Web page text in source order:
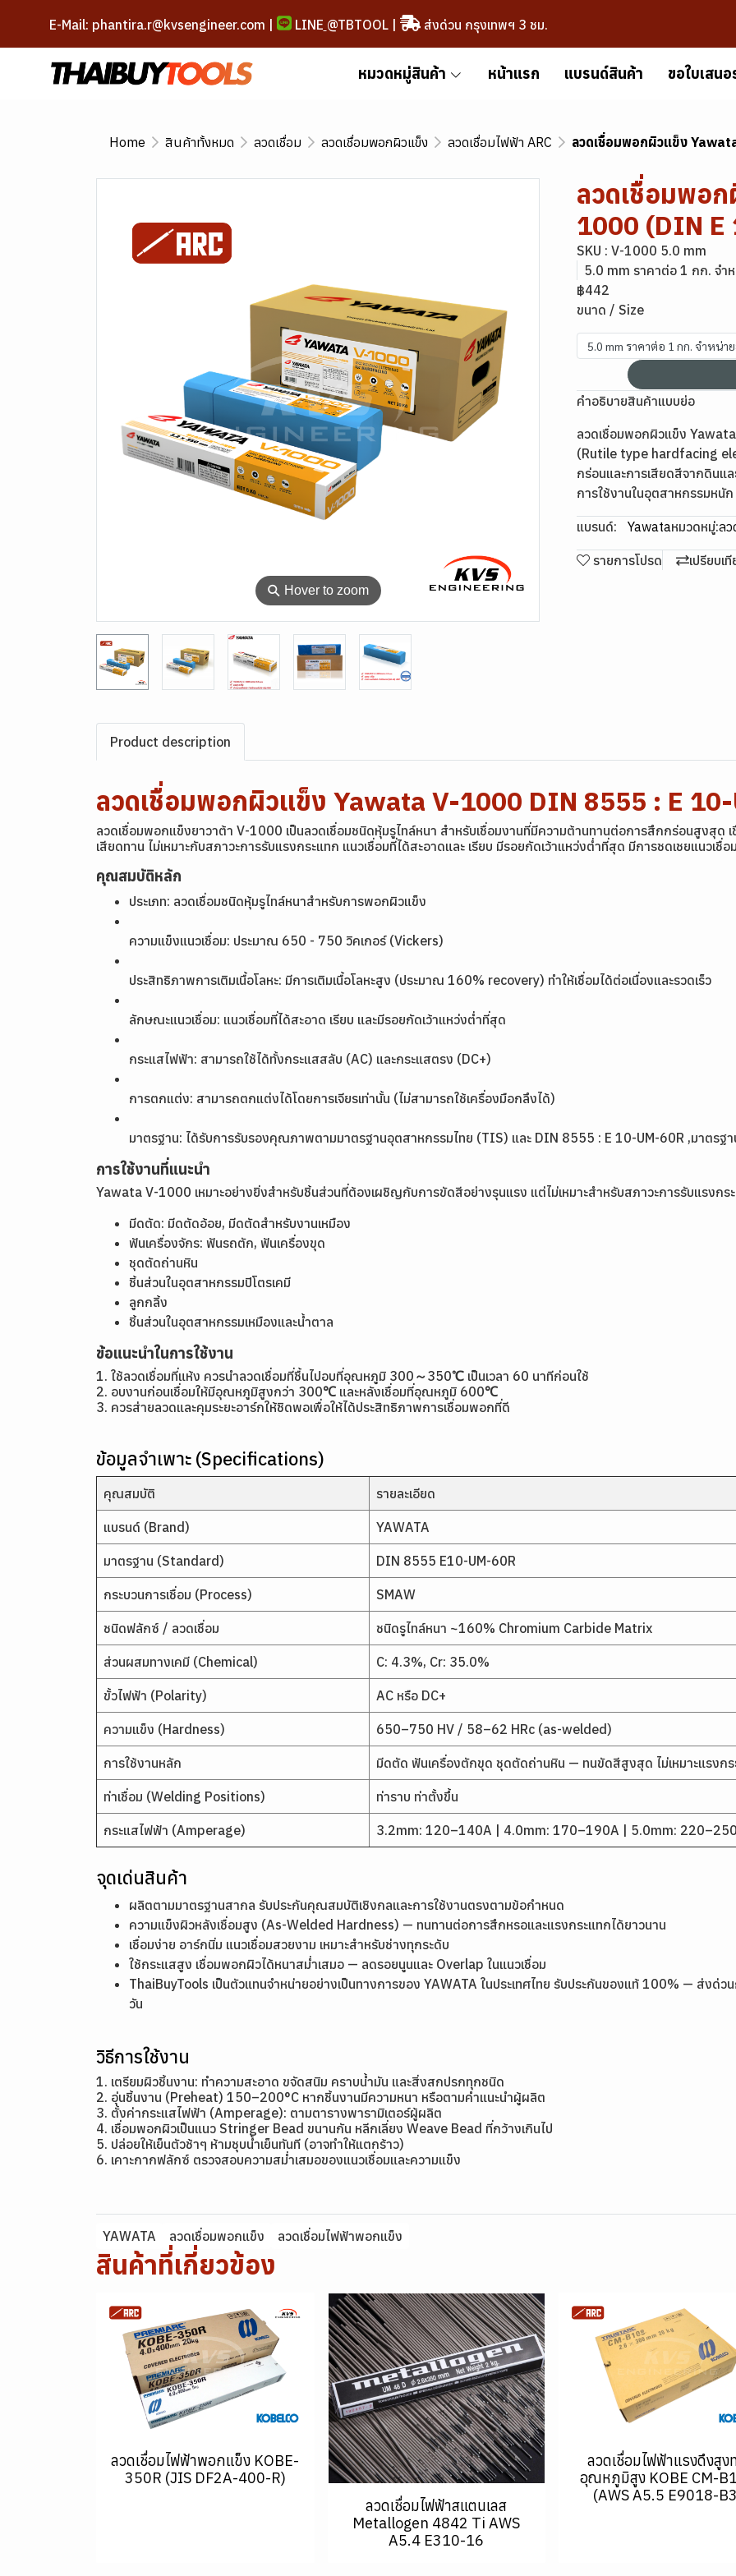
E-Mail: phantira.r@kvsengineer.com | LINE @TBTOOL| ส่งด่วน กรุงเทพฯ 3 ชม.
หมวดหมู่สินค้า หน้าแรก แบรนด์สินค้า ขอใบเสนอ
Home สินค้าทั้งหมด ลวดเชื่อม ลวดเชื่อมพอกผิวแข็ง ลวดเชื่อมไฟฟ้า ARC ลวดเชื่อมพอกผิวแข็ง
⚲ Hover to zoom
ลวดเชื่อมพอ
1000 (DIN E
SKU : V-1000 5.0 mm
5.0 mm ราคาต่อ 1 กก. จำ
฿442
ขนาด / Size
5.0 mm ราคาต่อ 1 กก. จำหน่า
คำอธิบายสินค้าแบบย่อ
ลวดเชื่อมพอกผิวแข็ง
(Rutile type hardfacing
กร่อนและการเสียดสีจากดินแ
การใช้งานในอุตสาหกรรมหนัก
แบรนด์: Yawataหมวดหมู่:ลว
รายการโปรด เปรียบเ
Product description
ลวดเชื่อมพอกผิวแข็ง Yawata V-1000 DIN 8555 : E
ลวดเชื่อมพอกแข็งยาวาต้า V-1000 เป็นลวดเชื่อมชนิดหุ้มรูไทล์หนา สำหรับเชื่อมงานที่มีความต้านทานต่อการสึกกร่อนสูงสุ
เสียดทาน ไม่เหมาะกับสภาวะการรับแรงกระแทก แนวเชื่อมที่ได้สะอาดและ เรียบ มีรอยกัดเว้าแหว่งต่ำที่สุด มีการชดเชยแนวเ
คุณสมบัติหลัก
ประเภท: ลวดเชื่อมชนิดหุ้มรูไทล์หนาสำหรับการพอกผิวแข็ง
ความแข็งแนวเชื่อม: ประมาณ 650 - 750 วิคเกอร์ (Vickers)
ประสิทธิภาพการเติมเนื้อโลหะ: มีการเติมเนื้อโลหะสูง (ประมาณ 160% recovery) ทำให้เชื่อมได้ต่อเนื่องและรวดเร็ว
ลักษณะแนวเชื่อม: แนวเชื่อมที่ได้สะอาด เรียบ และมีรอยกัดเว้าแหว่งต่ำที่สุด
กระแสไฟฟ้า: สามารถใช้ได้ทั้งกระแสสลับ (AC) และกระแสตรง (DC+)
การตกแต่ง: สามารถตกแต่งได้โดยการเจียรเท่านั้น (ไม่สามารถใช้เครื่องมือกลึงได้)
มาตรฐาน: ได้รับการรับรองคุณภาพตามมาตรฐานอุตสาหกรรมไทย (TIS) และ DIN 8555 : E 10-UM-60R ,มาตรฐา
การใช้งานที่แนะนำ
Yawata V-1000 เหมาะอย่างยิ่งสำหรับชิ้นส่วนที่ต้องเผชิญกับการขัดสีอย่างรุนแรง แต่ไม่เหมาะสำหรับสภาวะการรับแรงกร
มีดตัด: มีดตัดอ้อย, มีดตัดสำหรับงานเหมือง
ฟันเครื่องจักร: ฟันรถตัก, ฟันเครื่องขุด
ชุดตัดถ่านหิน
ชิ้นส่วนในอุตสาหกรรมปิโตรเคมี
ลูกกลิ้ง
ชิ้นส่วนในอุตสาหกรรมเหมืองและน้ำตาล
ข้อแนะนำในการใช้งาน
1. ใช้ลวดเชื่อมที่แห้ง ควรนำลวดเชื่อมที่ชื้นไปอบที่อุณหภูมิ 300～350℃ เป็นเวลา 60 นาทีก่อนใช้
2. อบงานก่อนเชื่อมให้มีอุณหภูมิสูงกว่า 300℃ และหลังเชื่อมที่อุณหภูมิ 600℃
3. ควรส่ายลวดและคุมระยะอาร์กให้ชิดพอเพื่อให้ได้ประสิทธิภาพการเชื่อมพอกที่ดี
ข้อมูลจำเพาะ (Specifications)
คุณสมบัติ รายละเอียด
แบรนด์ (Brand) YAWATA
มาตรฐาน (Standard) DIN 8555 E10-UM-60R
กระบวนการเชื่อม (Process) SMAW
ชนิดฟลักซ์ / ลวดเชื่อม ชนิดรูไทล์หนา ~160% Chromium Carbide Matrix
ส่วนผสมทางเคมี (Chemical) C: 4.3%, Cr: 35.0%
ขั้วไฟฟ้า (Polarity) AC หรือ DC+
ความแข็ง (Hardness) 650–750 HV / 58–62 HRc (as-welded)
การใช้งานหลัก มีดตัด ฟันเครื่องตักขุด ชุดตัดถ่านหิน — ทนขัดสีสูงสุด ไม่เหมาะแรงกร
ท่าเชื่อม (Welding Positions) ท่าราบ ท่าตั้งขึ้น
กระแสไฟฟ้า (Amperage) 3.2mm: 120–140A | 4.0mm: 170–190A | 5.0mm:
จุดเด่นสินค้า
ผลิตตามมาตรฐานสากล รับประกันคุณสมบัติเชิงกลและการใช้งานตรงตามข้อกำหนด
ความแข็งผิวหลังเชื่อมสูง (As-Welded Hardness) — ทนทานต่อการสึกหรอและแรงกระแทกได้ยาวนาน
เชื่อมง่าย อาร์กนิ่ม แนวเชื่อมสวยงาม เหมาะสำหรับช่างทุกระดับ
ใช้กระแสสูง เชื่อมพอกผิวได้หนาสม่ำเสมอ — ลดรอยนูนและ Overlap ในแนวเชื่อม
ThaiBuyTools เป็นตัวแทนจำหน่ายอย่างเป็นทางการของ YAWATA ในประเทศไทย รับประกันของแท้ 100% — ส่งด่ว
วัน
วิธีการใช้งาน
1. เตรียมผิวชิ้นงาน: ทำความสะอาด ขจัดสนิม คราบน้ำมัน และสิ่งสกปรกทุกชนิด
2. อุ่นชิ้นงาน (Preheat) 150–200°C หากชิ้นงานมีความหนา หรือตามคำแนะนำผู้ผลิต
3. ตั้งค่ากระแสไฟฟ้า (Amperage): ตามตารางพารามิเตอร์ผู้ผลิต
4. เชื่อมพอกผิวเป็นแนว Stringer Bead ขนานกัน หลีกเลี่ยง Weave Bead ที่กว้างเกินไป
5. ปล่อยให้เย็นตัวช้าๆ ห้ามชุบน้ำเย็นทันที (อาจทำให้แตกร้าว)
6. เคาะกากฟลักซ์ ตรวจสอบความสม่ำเสมอของแนวเชื่อมและความแข็ง
YAWATA ลวดเชื่อมพอกแข็ง ลวดเชื่อมไฟฟ้าพอกแข็ง
สินค้าที่เกี่ยวข้อง
ลวดเชื่อมไฟฟ้าพอกแข็ง KOBE-
350R (JIS DF2A-400-R)
ลวดเชื่อมไฟฟ้าสแตนเลส
Metallogen 4842 Ti AWS
A5.4 E310-16
ลวดเชื่อมไฟฟ้าแรงดึงสูง
อุณหภูมิสูง KOBE CM-
(AWS A5.5 E9018-